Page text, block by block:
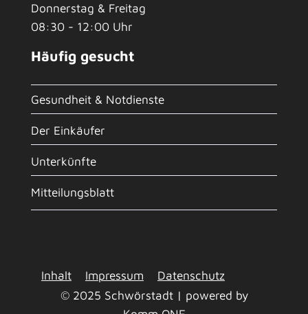
Donnerstag & Freitag
08:30 - 12:00 Uhr
Häufig gesucht
Gesundheit & Notdienste
Der Einkäufer
Unterkünfte
Mitteilungsblatt
Inhalt Impressum
Datenschutz
© 2025 Schwörstadt | powered by